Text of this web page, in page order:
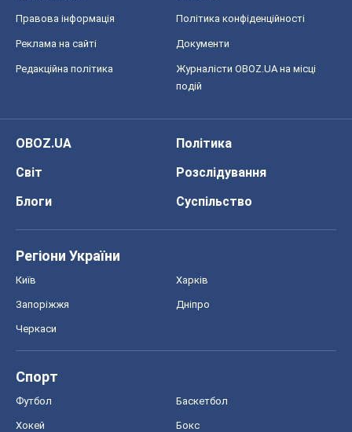
Правова інформація Політика конфіденційності
Реклама на сайті Документи
Редакційна політика
Журналісти OBOZ.UA на місці
подій
OBOZ.UA
Політика
Світ
Розслідування
Блоги
Суспільство
Регіони України
Київ Харків
Запоріжжя Дніпро
Черкаси
Спорт
Футбол Баскетбол
Хокей Бокс